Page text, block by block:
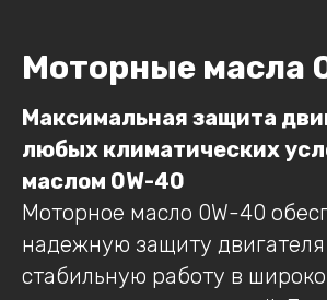
Моторные масла
Максимальная защита
любых климатических
маслом 0W-40
Моторное масло 0W-40
надежную защиту
стабильную работу в